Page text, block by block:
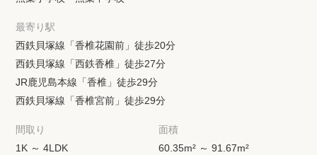
最寄り駅
西鉄貝塚線「香椎花園前」徒歩20分
西鉄貝塚線「西鉄香椎」徒歩27分
JR鹿児島本線「香椎」徒歩29分
西鉄貝塚線「香椎宮前」徒歩29分
間取り
1K ～ 4LDK
面積
60.35m² ～ 91.67m²